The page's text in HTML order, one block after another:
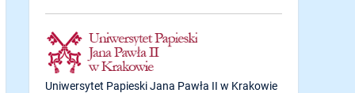
Uniwersytet Papieski Jana Pawła II w Krakowie